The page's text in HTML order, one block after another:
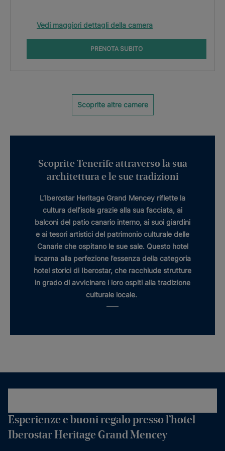
Vedi maggiori dettagli della camera
PRENOTA SUBITO
Scoprite altre camere
Scoprite Tenerife attraverso la sua
architettura e le sue tradizioni
L’Iberostar Heritage Grand Mencey riflette la
cultura dell’isola grazie alla sua facciata, ai
balconi del patio canario interno, ai suoi giardini
e ai tesori artistici del patrimonio culturale delle
Canarie che ospitano le sue sale. Questo hotel
incarna alla perfezione l’essenza della categoria
hotel storici di Iberostar, che racchiude strutture
in grado di avvicinare i loro ospiti alla tradizione
culturale locale.
Esperienze e buoni regalo presso l’hotel
Iberostar Heritage Grand Mencey